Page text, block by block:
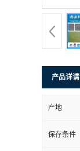
产品详请
产地
保存条件